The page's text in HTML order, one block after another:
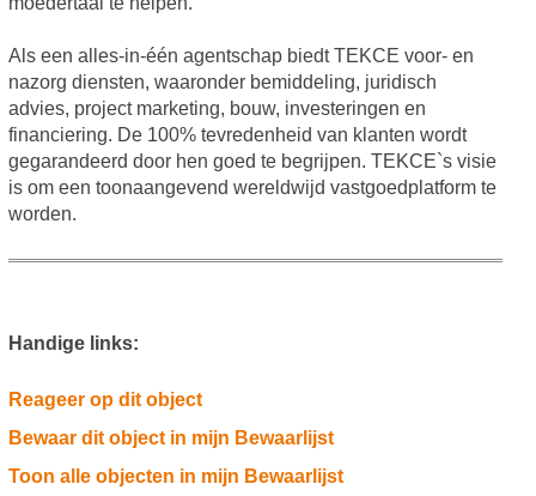
Als een alles-in-één agentschap biedt TEKCE voor- en
nazorg diensten, waaronder bemiddeling, juridisch
advies, project marketing, bouw, investeringen en
financiering. De 100% tevredenheid van klanten wordt
gegarandeerd door hen goed te begrijpen. TEKCE`s visie
is om een toonaangevend wereldwijd vastgoedplatform te
worden.
Handige links:
Reageer op dit object
Bewaar dit object in mijn Bewaarlijst
Toon alle objecten in mijn Bewaarlijst